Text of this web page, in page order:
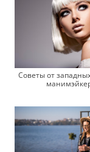
Советы от